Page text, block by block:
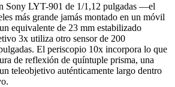
Sony LYT-901 de 1/1,12 pulgadas —el
más grande jamás montado en un móvil
equivalente de 23 mm estabilizado
3x utiliza otro sensor de 200
El periscopio 10x incorpora lo que
de reflexión de quíntuple prisma, una
teleobjetivo auténticamente largo dentro